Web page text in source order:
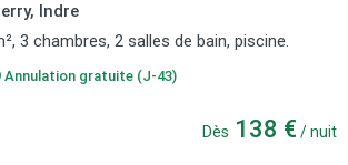
Indre
3 chambres, 2 salles de bain, piscine.
Annulation gratuite (J-43)
Dès 138 € / nuit